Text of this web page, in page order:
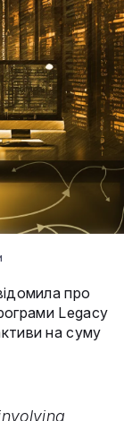
про
Legacy
на суму